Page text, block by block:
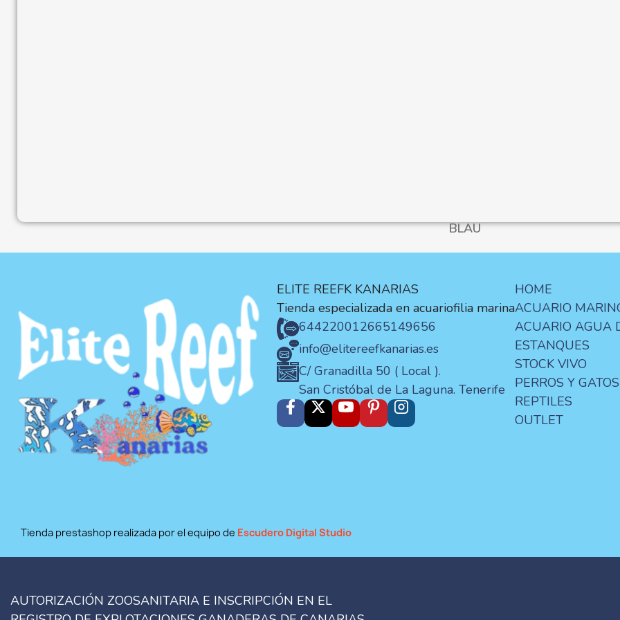
BLAU
ELITE REEFK KANARIAS
Tienda especializada en acuariofilia marina
644220012665149656
info@elitereefkanarias.es
C/ Granadilla 50 ( Local ).
San Cristóbal de La Laguna. Tenerife
HOME
ACUARIO
ACUARIO AGUA
ESTANQUES
STOCK VIVO
PERROS Y GATOS
REPTILES
OUTLET
Tienda prestashop realizada por el equipo de Escudero Digital Studio
AUTORIZACIÓN ZOOSANITARIA E INSCRIPCIÓN EN EL